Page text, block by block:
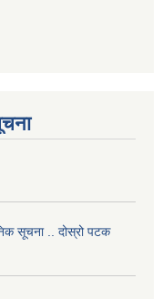
सूचना .. दोस्रो पटक